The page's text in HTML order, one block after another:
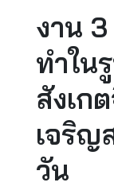
งาน
ทำใน
สังเก
เจริญ
วัน